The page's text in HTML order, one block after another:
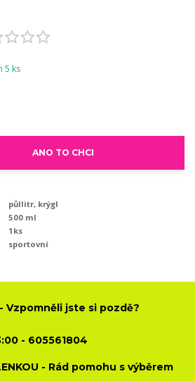
5 ks
ANO TO CHCI
půllitr, krýgl
500 ml
1ks
sportovní
- Vzpomněli jste si pozdě?
- 605561804
- Rád pomohu s výběrem